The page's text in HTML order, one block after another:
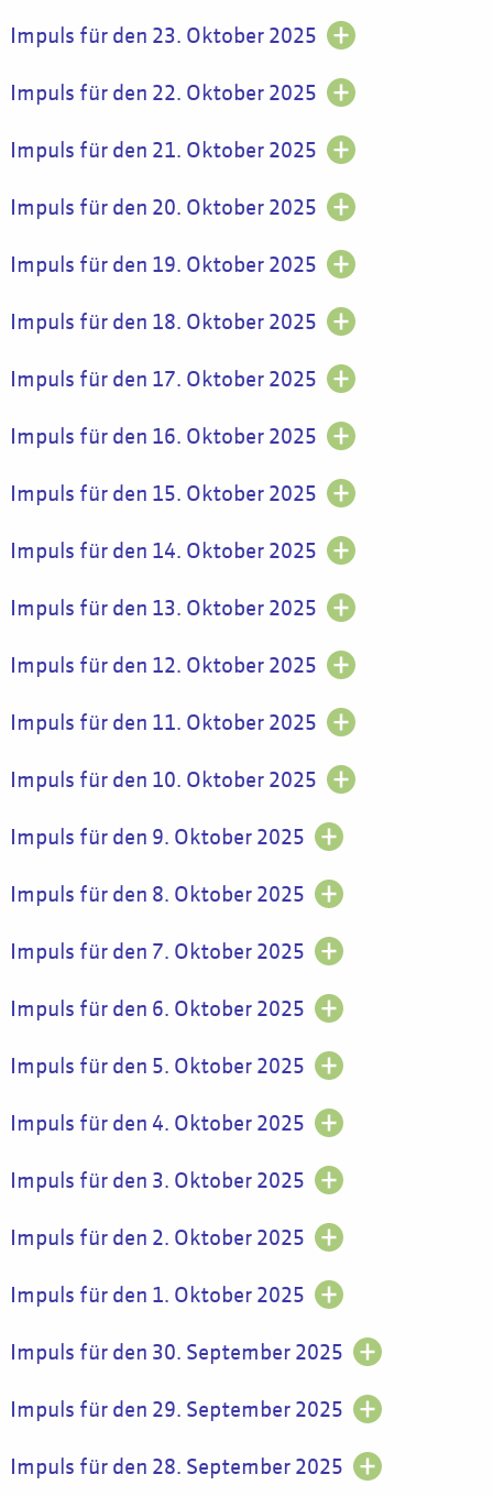
Impuls für den 23. Oktober 2025
Impuls für den 22. Oktober 2025
Impuls für den 21. Oktober 2025
Impuls für den 20. Oktober 2025
Impuls für den 19. Oktober 2025
Impuls für den 18. Oktober 2025
Impuls für den 17. Oktober 2025
Impuls für den 16. Oktober 2025
Impuls für den 15. Oktober 2025
Impuls für den 14. Oktober 2025
Impuls für den 13. Oktober 2025
Impuls für den 12. Oktober 2025
Impuls für den 11. Oktober 2025
Impuls für den 10. Oktober 2025
Impuls für den 9. Oktober 2025
Impuls für den 8. Oktober 2025
Impuls für den 7. Oktober 2025
Impuls für den 6. Oktober 2025
Impuls für den 5. Oktober 2025
Impuls für den 4. Oktober 2025
Impuls für den 3. Oktober 2025
Impuls für den 2. Oktober 2025
Impuls für den 1. Oktober 2025
Impuls für den 30. September 2025
Impuls für den 29. September 2025
Impuls für den 28. September 2025